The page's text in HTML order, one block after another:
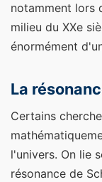
notamment lors
milieu du XXe
énormément
La
Certains
l'univers. On lie
résonance de